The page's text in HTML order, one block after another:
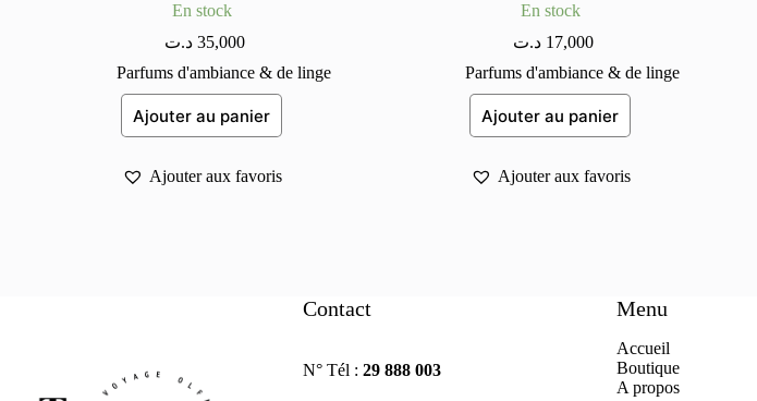
En stock
35,000 د.ت
Parfums d'ambiance & de linge
Ajouter au panier
Ajouter aux favoris
En stock
17,000 د.ت
Parfums d'ambiance & de linge
Ajouter au panier
Ajouter aux favoris
Contact
N° Tél : 29 888 003
Menu
Accueil
Boutique
A propos